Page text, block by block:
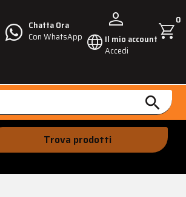
shopping_cart0
person
Il mio account
Accedi
language
Chatta Ora
Con WhatsApp
search
Trova prodotti